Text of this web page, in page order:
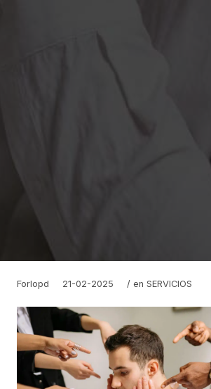
Forlopd 21-02-2025 / enSERVICIOS